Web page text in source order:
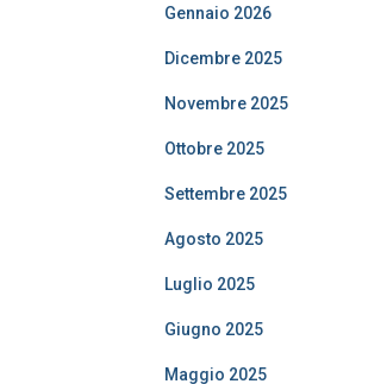
Gennaio 2026
Dicembre 2025
Novembre 2025
Ottobre 2025
Settembre 2025
Agosto 2025
Luglio 2025
Giugno 2025
Maggio 2025